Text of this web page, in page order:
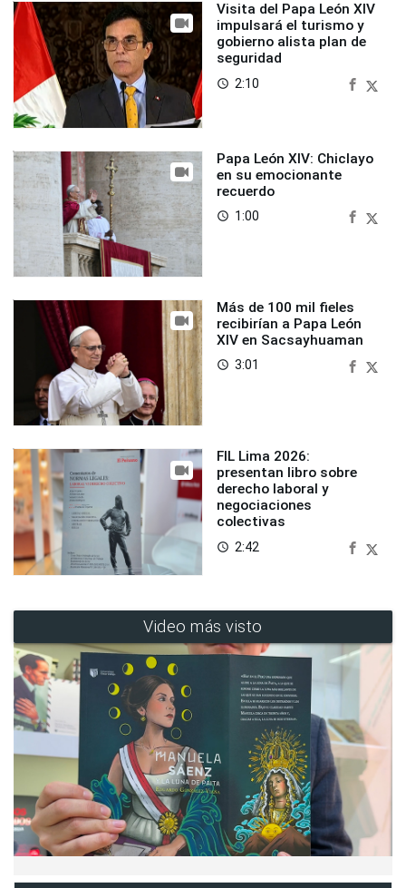
Visita del Papa León XIV
impulsará el turismo y
gobierno alista plan de
seguridad
access_time 2:10
Papa León XIV: Chiclayo
en su emocionante
recuerdo
access_time 1:00
Más de 100 mil fieles
recibirían a Papa León
XIV en Sacsayhuaman
access_time 3:01
FIL Lima 2026:
presentan libro sobre
derecho laboral y
negociaciones
colectivas
access_time 2:42
Video más visto